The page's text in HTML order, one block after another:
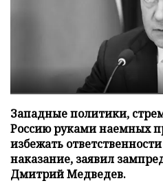
Западные политики,
Россию руками наемных
избежать
наказание, заявил
Дмитрий Медведев.